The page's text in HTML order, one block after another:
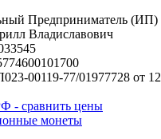
Предприниматель (ИП)
Владиславович
00119-77/01977728 от
- сравнить цены
монеты